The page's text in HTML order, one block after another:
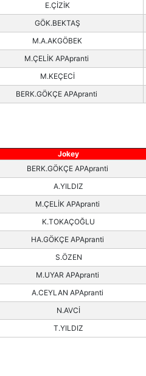
E.ÇİZİK
GÖK.BEKTAŞ
M.A.AKGÖBEK
M.ÇELİK APApranti
M.KEÇECİ
BERK.GÖKÇE APApranti
Jokey
BERK.GÖKÇE APApranti
A.YILDIZ
M.ÇELİK APApranti
K.TOKAÇOĞLU
HA.GÖKÇE APApranti
S.ÖZEN
M.UYAR APApranti
A.CEYLAN APApranti
N.AVCİ
T.YILDIZ